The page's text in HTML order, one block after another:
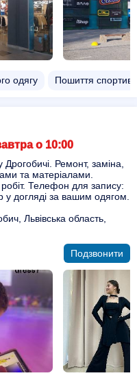
одягу Пошиття
о 10:00
Ремонт, заміна,
та матеріалами.
робіт. Телефон для запису:
догляді за вашим одягом.
Львівська область,
Подзвонити